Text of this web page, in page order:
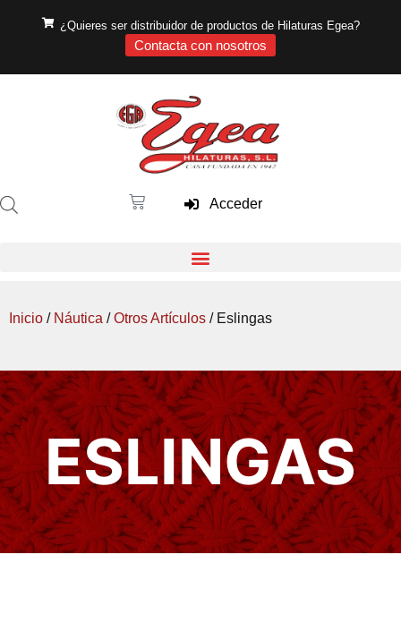
¿Quieres ser distribuidor de productos de Hilaturas Egea?
Contacta con nosotros
Acceder
Inicio / Náutica /Otros Artículos / Eslingas
ESLINGAS